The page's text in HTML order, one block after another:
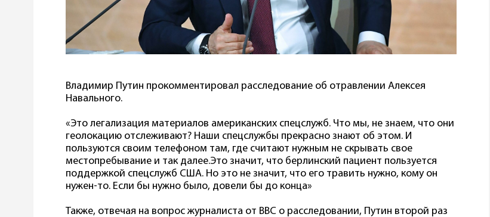
Владимир Путин прокомментировал расследование об отравлении Алексея
Навального.
«Это легализация материалов американских спецслужб. Что мы, не знаем, что они
геолокацию отслеживают? Наши спецслужбы прекрасно знают об этом. И
пользуются своим телефоном там, где считают нужным не скрывать свое
местопребывание и так далее.Это значит, что берлинский пациент пользуется
поддержкой спецслужб США. Но это не значит, что его травить нужно, кому он
нужен-то. Если бы нужно было, довели бы до конца»
Также, отвечая на вопрос журналиста от BBC о расследовании, Путин второй раз